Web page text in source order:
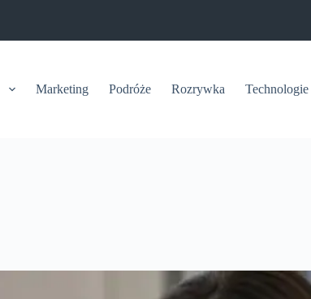
Marketing Podróże Rozrywka Technologie